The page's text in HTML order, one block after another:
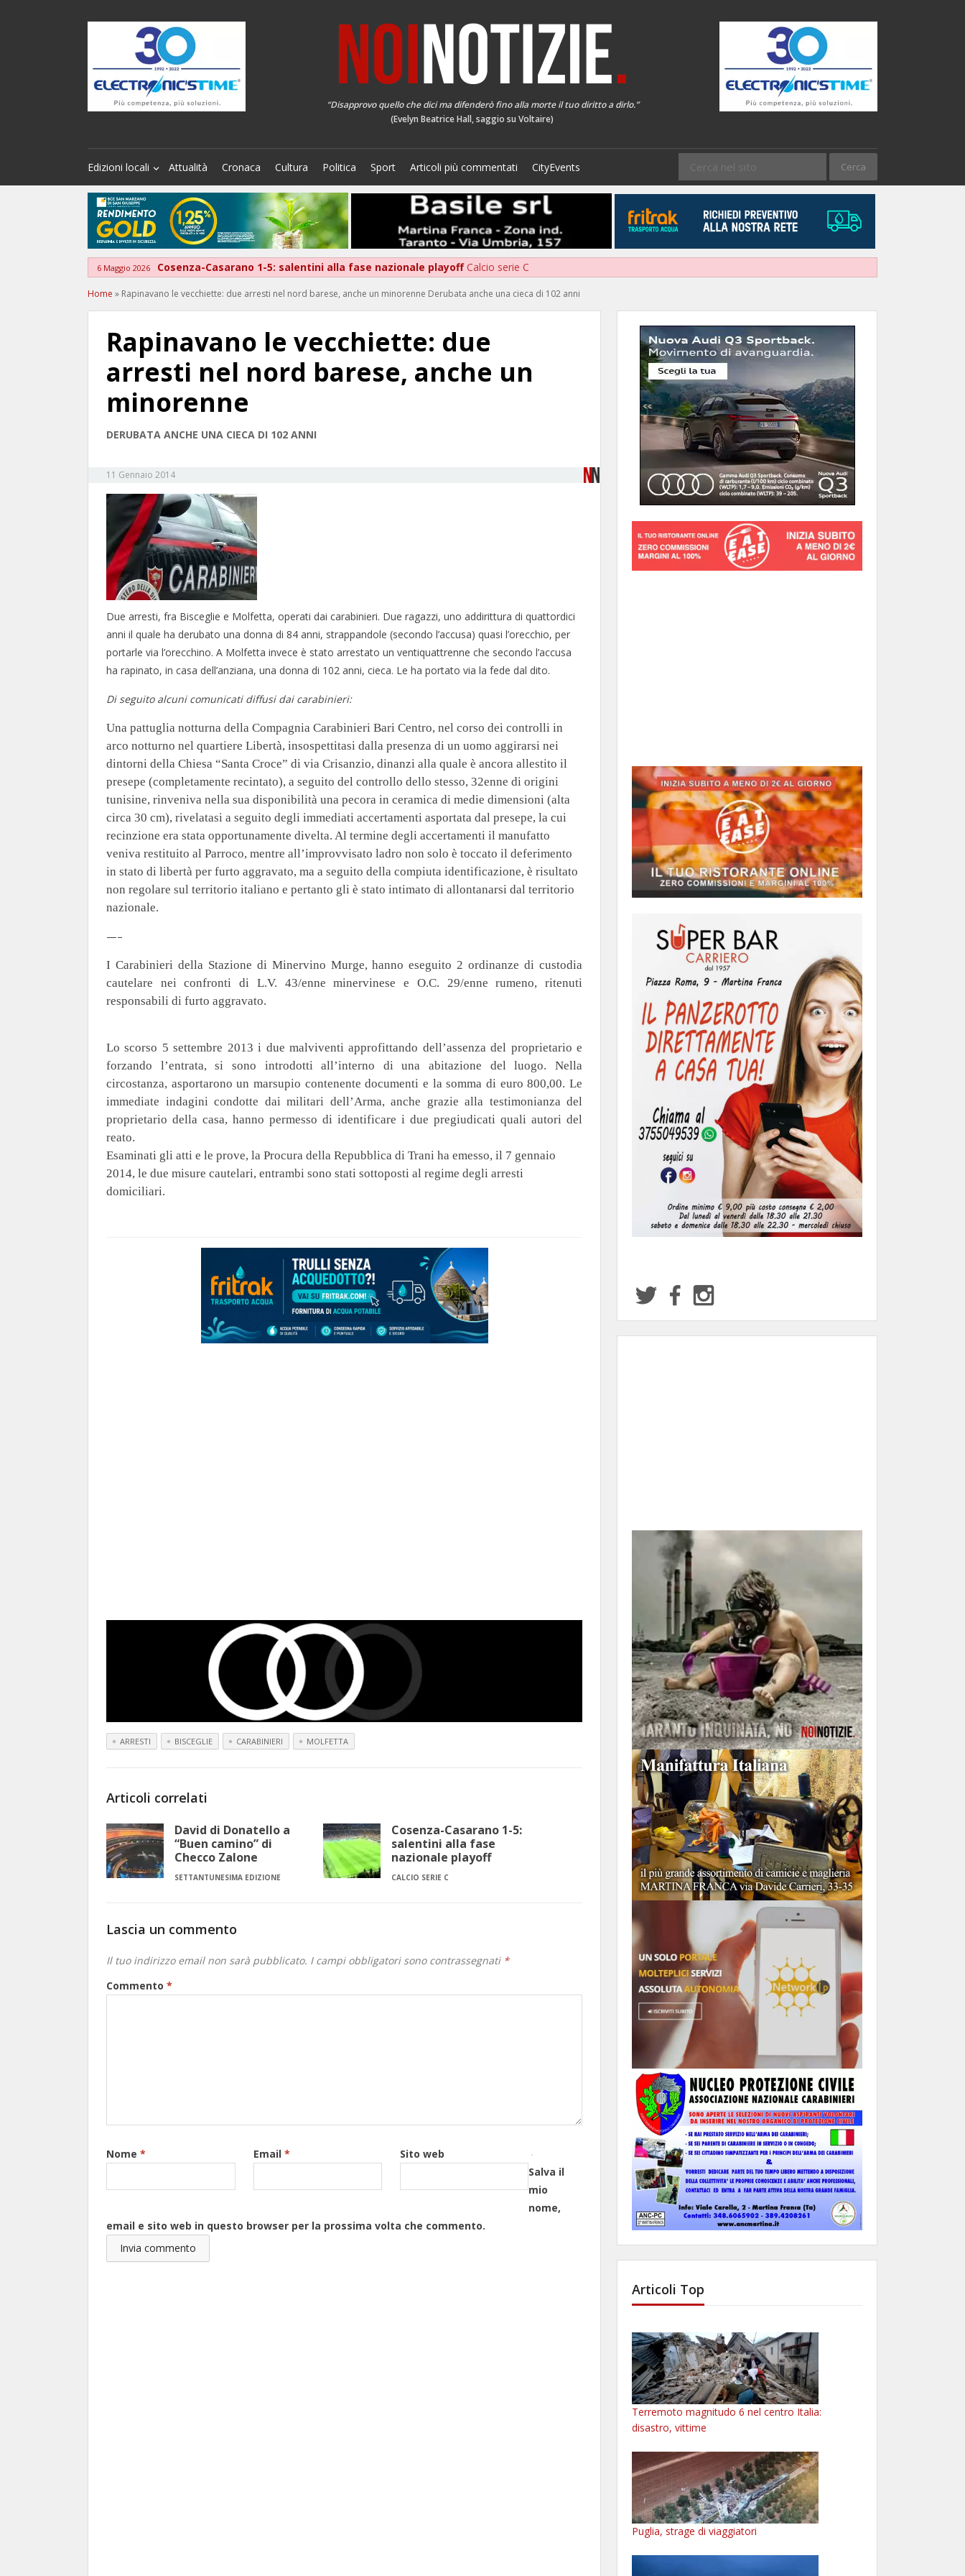
“Disapprovo quello che dici ma difenderò fino alla morte il tuo diritto a dirlo.”
(Evelyn Beatrice Hall, saggio su Voltaire)
Edizioni locali Attualità Cronaca Cultura Politica Sport Articoli più commentati CityEvents
6 Maggio 2026 Cosenza-Casarano 1-5: salentini alla fase nazionale playoffCalcio serie C
Home » Rapinavano le vecchiette: due arresti nel nord barese, anche un minorenne Derubata anche una cieca di 102 anni
Rapinavano le vecchiette: due
arresti nel nord barese, anche un
minorenne
DERUBATA ANCHE UNA CIECA DI 102 ANNI
11 Gennaio 2014
Due arresti, fra Bisceglie e Molfetta, operati dai carabinieri. Due ragazzi, uno addirittura di quattordici
anni il quale ha derubato una donna di 84 anni, strappandole (secondo l’accusa) quasi l’orecchio, per
portarle via l’orecchino. A Molfetta invece è stato arrestato un ventiquattrenne che secondo l’accusa
ha rapinato, in casa dell’anziana, una donna di 102 anni, cieca. Le ha portato via la fede dal dito.
Di seguito alcuni comunicati diffusi dai carabinieri:
Una pattuglia notturna della Compagnia Carabinieri Bari Centro, nel corso dei controlli in
arco notturno nel quartiere Libertà, insospettitasi dalla presenza di un uomo aggirarsi nei
dintorni della Chiesa “Santa Croce” di via Crisanzio, dinanzi alla quale è ancora allestito il
presepe (completamente recintato), a seguito del controllo dello stesso, 32enne di origini
tunisine, rinveniva nella sua disponibilità una pecora in ceramica di medie dimensioni (alta
circa 30 cm), rivelatasi a seguito degli immediati accertamenti asportata dal presepe, la cui
recinzione era stata opportunamente divelta. Al termine degli accertamenti il manufatto
veniva restituito al Parroco, mentre all’improvvisato ladro non solo è toccato il deferimento
in stato di libertà per furto aggravato, ma a seguito della compiuta identificazione, è risultato
non regolare sul territorio italiano e pertanto gli è stato intimato di allontanarsi dal territorio
nazionale.
—–
I Carabinieri della Stazione di Minervino Murge, hanno eseguito 2 ordinanze di custodia
cautelare nei confronti di L.V. 43/enne minervinese e O.C. 29/enne rumeno, ritenuti
responsabili di furto aggravato.
Lo scorso 5 settembre 2013 i due malviventi approfittando dell’assenza del proprietario e
forzando l’entrata, si sono introdotti all’interno di una abitazione del luogo. Nella
circostanza, asportarono un marsupio contenente documenti e la somma di euro 800,00. Le
immediate indagini condotte dai militari dell’Arma, anche grazie alla testimonianza del
proprietario della casa, hanno permesso di identificare i due pregiudicati quali autori del
reato.
Esaminati gli atti e le prove, la Procura della Repubblica di Trani ha emesso, il 7 gennaio
2014, le due misure cautelari, entrambi sono stati sottoposti al regime degli arresti
domiciliari.
ARRESTI BISCEGLIE CARABINIERI MOLFETTA
Articoli correlati
David di Donatello a
“Buen camino” di
Checco Zalone
SETTANTUNESIMA EDIZIONE
Cosenza-Casarano 1-5:
salentini alla fase
nazionale playoff
CALCIO SERIE C
Lascia un commento
Il tuo indirizzo email non sarà pubblicato. I campi obbligatori sono contrassegnati *
Commento *
Nome * Email *
Sito web
Salva il
mio
nome,
email e sito web in questo browser per la prossima volta che commento.
Articoli Top
Terremoto magnitudo 6 nel centro Italia:
disastro, vittime
Puglia, strage di viaggiatori